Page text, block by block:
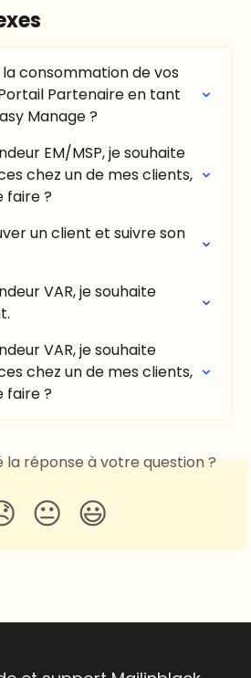
consommation de vos
Partenaire en tant
Manage ?
EM/MSP, je souhaite
chez un de mes clients,
faire ?
un client et suivre son
VAR, je souhaite
VAR, je souhaite
chez un de mes clients,
faire ?
la réponse à votre question ?
😐 😃